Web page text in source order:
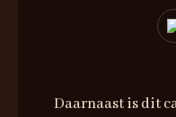
Daarnaast is dit